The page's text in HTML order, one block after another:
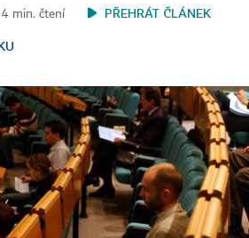
4 min. čtení
PŘEHRÁT ČLÁNEK